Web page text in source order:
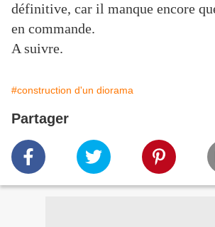
définitive, car il manque encore
en commande.
A suivre.
#construction d'un diorama
Partager